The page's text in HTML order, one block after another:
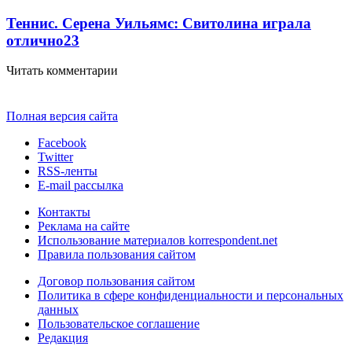
Теннис. Серена Уильямс: Свитолина играла
отлично23
Читать комментарии
Полная версия сайта
Facebook
Twitter
RSS-ленты
E-mail рассылка
Контакты
Реклама на сайте
Использование материалов korrespondent.net
Правила пользования сайтом
Договор пользования сайтом
Политика в сфере конфиденциальности и персональных
данных
Пользовательское соглашение
Редакция